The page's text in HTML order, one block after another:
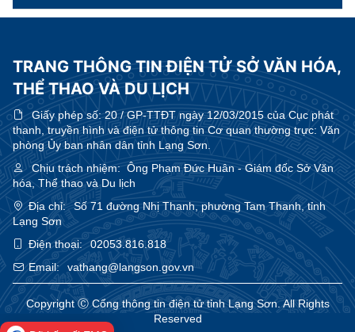
TRANG THÔNG TIN ĐIỆN TỬ SỞ VĂN HÓA,
THỂ THAO VÀ DU LỊCH
Giấy phép số:20 / GP-TTĐT ngày 12/03/2015 của Cục phát
thanh, truyền hình và điện tử thông tin Cơ quan thường trực: Văn
phòng Ủy ban nhân dân tỉnh Lạng Sơn.
Chịu trách nhiệm:Ông Phạm Đức Huân - Giám đốc Sở Văn
hóa, Thể thao và Du lịch
Địa chỉ:
Số 71 đường Nhị Thanh, phường Tam Thanh, tỉnh
Lạng Sơn
Điện thoại:
02053.816.818
Email:
vathang@langson.gov.vn
Copyright Ⓒ Cổng thông tin điện tử tỉnh Lạng Sơn. All Rights
Reserved